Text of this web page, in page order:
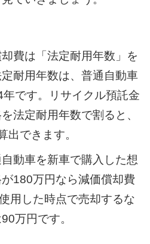
費は「法定耐用年数」を
耐用年数は、普通自動車
です。リサイクル預託金
法定耐用年数で割ると、
出できます。
動車を新車で購入した想
180万円なら減価償却費
用した時点で売却するな
万円です。